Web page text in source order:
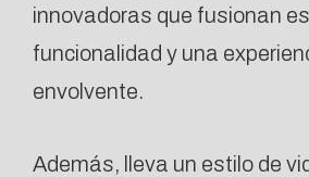
innovadoras que fusionan
funcionalidad y una
envolvente.
Además, lleva un estilo de